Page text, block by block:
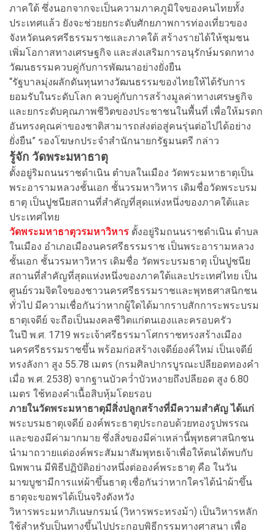
ภาคใต้ ซึ่งนอกจากจะเป็นความภาคภูมิใจของคนไทยทั้ง
ประเทศแล้ว ยังจะช่วยยกระดับศักยภาพการท่องเที่ยวของ
จังหวัดนครศรีธรรมราชและภาคใต้ สร้างรายได้ให้ชุมชน
เพิ่มโอกาสทางเศรษฐกิจ และส่งเสริมการอนุรักษ์มรดกทาง
วัฒนธรรมควบคู่กับการพัฒนาอย่างยั่งยืน
“รัฐบาลมุ่งผลักดันทุนทางวัฒนธรรมของไทยให้ได้รับการ
ยอมรับในระดับโลก ควบคู่กับการสร้างมูลค่าทางเศรษฐกิจ
และยกระดับคุณภาพชีวิตของประชาชนในพื้นที่ เพื่อให้มรดก
อันทรงคุณค่าของชาติสามารถส่งต่อสู่คนรุ่นต่อไปได้อย่าง
ยั่งยืน” รองโฆษกประจำสำนักนายกรัฐมนตรี กล่าว
รู้จัก วัดพระมหาธาตุ
ตั้งอยู่ริมถนนราชดำเนิน ตำบลในเมือง วัดพระมหาธาตุเป็น
พระอารามหลวงชั้นเอก ชั้นวรมหาวิหาร เดิมชื่อวัดพระบรม
ธาตุ เป็นปูชนียสถานที่สำคัญที่สุดแห่งหนึ่งของภาคใต้และ
ประเทศไทย
วัดพระมหาธาตุวรมหาวิหาร ตั้งอยู่ริมถนนราชดำเนิน ตำบล
ในเมือง อำเภอเมืองนครศรีธรรมราช เป็นพระอารามหลวง
ชั้นเอก ชั้นวรมหาวิหาร เดิมชื่อ วัดพระบรมธาตุ เป็นปูชนีย
สถานที่สำคัญที่สุดแห่งหนึ่งของภาคใต้และประเทศไทย เป็น
ศูนย์รวมจิตใจของชาวนครศรีธรรมราชและพุทธศาสนิกชน
ทั่วไป มีความเชื่อกันว่าหากผู้ใดได้มากราบสักการะพระบรม
ธาตุเจดีย์ จะถือเป็นมงคลชีวิตแก่ตนเองและครอบครัว
ในปี พ.ศ. 1719 พระเจ้าศรีธรรมาโศกราชทรงสร้างเมือง
นครศรีธรรมราชขึ้น พร้อมก่อสร้างเจดีย์องค์ใหม่ เป็นเจดีย์
ทรงลังกา สูง 55.78 เมตร (กรมศิลปากรบูรณะปลียอดทองคำ
เมื่อ พ.ศ. 2538) จากฐานบัวคว่ำบัวหงายถึงปลียอด สูง 6.80
เมตร ใช้ทองคำเนื้อสิบหุ้มโดยรอบ
ภายในวัดพระมหาธาตุมีสิ่งปลูกสร้างที่มีความสำคัญ ได้แก่
พระบรมธาตุเจดีย์ องค์พระธาตุประกอบด้วยทองรูปพรรณ
และของมีค่ามากมาย ซึ่งสิ่งของมีค่าเหล่านี้พุทธศาสนิกชน
นำมาถวายแด่องค์พระสัมมาสัมพุทธเจ้าเพื่อให้ตนได้พบกับ
นิพพาน มีพิธีปฏิบัติอย่างหนึ่งต่อองค์พระธาตุ คือ ในวัน
มาฆบูชามีการแห่ผ้าขึ้นธาตุ เชื่อกันว่าหากใครได้นำผ้าขึ้น
ธาตุจะขอพรได้เป็นจริงดังหวัง
วิหารพระมหาภิเนษกรมน์ (วิหารพระทรงม้า) เป็นวิหารหลัก
ใช้สำหรับเป็นทางขึ้นไปประกอบพิธีกรรมทางศาสนา เพื่อ